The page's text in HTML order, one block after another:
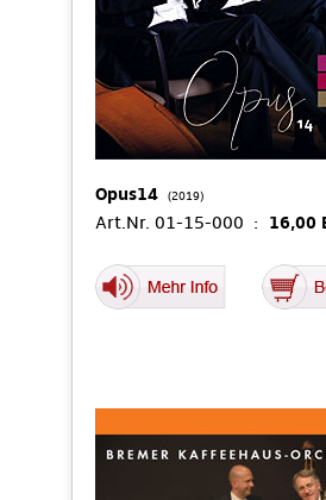
Opus14 (2019)
Art.Nr. 01-15-000 : 16,00